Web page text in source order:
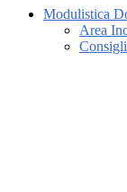
Modulistica
Area